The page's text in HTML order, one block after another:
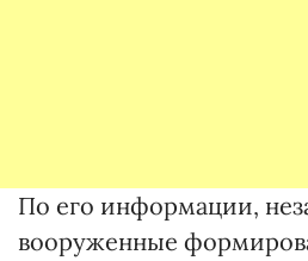
По его информации,
вооруженные